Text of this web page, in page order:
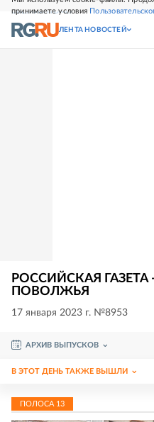
принимаете условия
СВЕЖИЙ НОМЕР
ЛЕНТА НОВОСТЕЙ
РОССИЙСКАЯ
ПОВОЛЖЬЯ
17 января 2023 г. №8953
АРХИВ ВЫПУСКОВ
В ЭТОТ ДЕНЬ ТАКЖЕ ВЫШЛИ
ПОЛОСА 13